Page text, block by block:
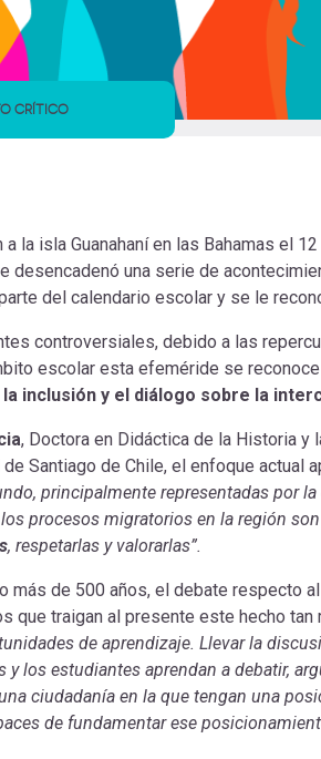
CRÍTICO
la isla Guanahaní en las Bahamas el
desencadenó una serie de
del calendario escolar y se le
controversiales, debido a las
escolar esta efeméride se
inclusión y el diálogo sobre la
, Doctora en Didáctica de la Historia
Santiago de Chile, el enfoque actual
principalmente representadas por
procesos migratorios en la región
, respetarlas y valorarlas”.
más de 500 años, el debate respecto
que traigan al presente este hecho tan
de aprendizaje. Llevar la
y los estudiantes aprendan a debatir,
ciudadanía en la que tengan una
de fundamentar ese